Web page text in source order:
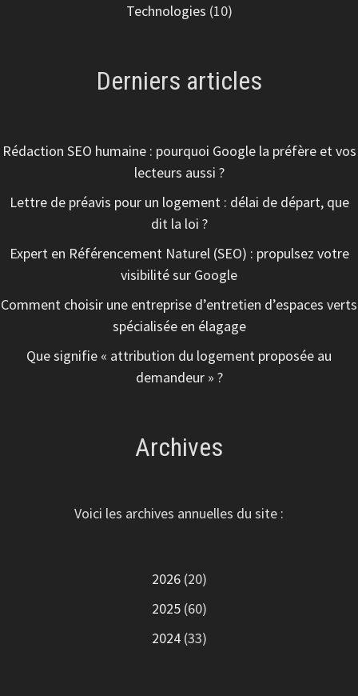
Technologies (10)
Derniers articles
Rédaction SEO humaine : pourquoi Google la préfère et vos
lecteurs aussi ?
Lettre de préavis pour un logement : délai de départ, que
dit la loi ?
Expert en Référencement Naturel (SEO) : propulsez votre
visibilité sur Google
Comment choisir une entreprise d’entretien d’espaces verts
spécialisée en élagage
Que signifie « attribution du logement proposée au
demandeur » ?
Archives
Voici les archives annuelles du site :
2026(20)
2025(60)
2024(33)